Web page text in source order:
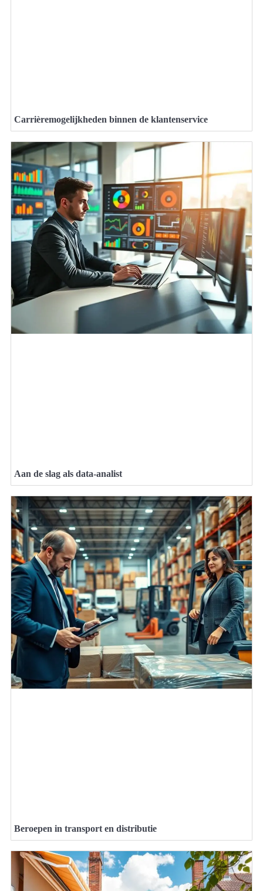
Carrièremogelijkheden binnen de klantenservice
Aan de slag als data-analist
Beroepen in transport en distributie